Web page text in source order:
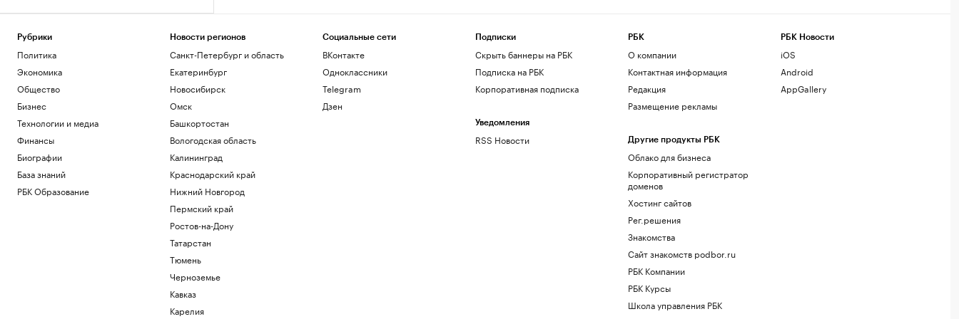
Рубрики
Политика
Экономика
Общество
Бизнес
Технологии и медиа
Финансы
Биографии
База знаний
РБК Образование
Новости регионов
Санкт-Петербург и область
Екатеринбург
Новосибирск
Омск
Башкортостан
Вологодская область
Калининград
Краснодарский край
Нижний Новгород
Пермский край
Ростов-на-Дону
Татарстан
Тюмень
Черноземье
Кавказ
Карелия
Социальные сети
ВКонтакте
Одноклассники
Telegram
Дзен
Подписки
Скрыть баннеры на РБК
Подписка на РБК
Корпоративная подписка
Уведомления
RSS Новости
РБК
О компании
Контактная информация
Редакция
Размещение рекламы
Другие продукты РБК
Облако для бизнеса
Корпоративный регистратор
доменов
Хостинг сайтов
Рег.решения
Знакомства
Сайт знакомств podbor.ru
РБК Компании
РБК Курсы
Школа управления РБК
РБК Новости
iOS
Android
AppGallery